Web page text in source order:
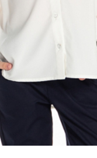
любого банка
товар
способом
% будут
с вашей карты
2 недели